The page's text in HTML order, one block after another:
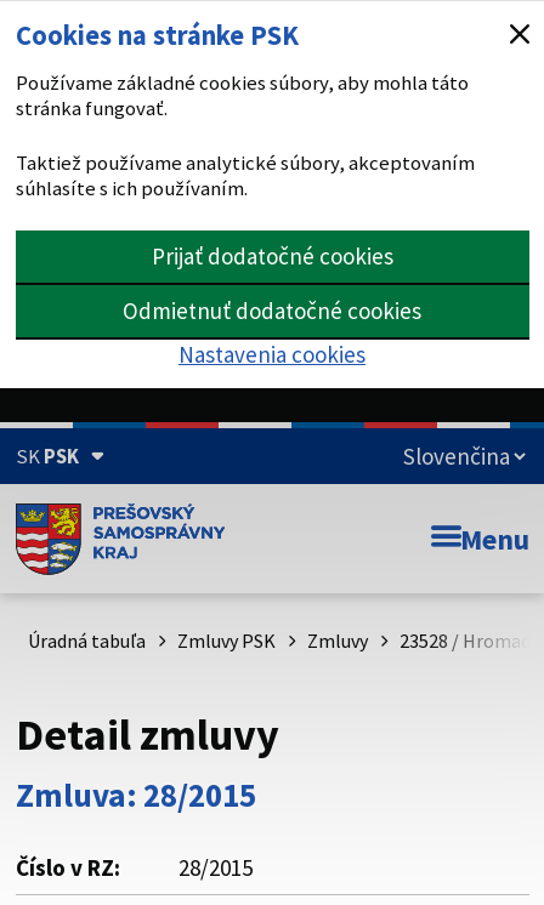
Cookies na stránke PSK
Používame základné cookies súbory, aby mohla táto
stránka fungovať.
Taktiež používame analytické súbory, akceptovaním
súhlasíte s ich používaním.
Prijať dodatočné cookies
Odmietnuť dodatočné cookies
Nastavenia cookies
SKPSK
Doména psk.sk je oficiálna
Toto je oficiálna webová stránka Prešovského
psk.sk.
Buďte pozorní a vždy sa uistite, že zdieľate informácie iba
cez zabezpečenú webovú stránku. Zabezpečená stránka
vždy začína https:// pred názvom domény webového sídla.
Menu
Úradná tabuľa Zmluvy PSK Zmluvy 23528 /
Detail zmluvy
Zmluva: 28/2015
Číslo v RZ:
28/2015